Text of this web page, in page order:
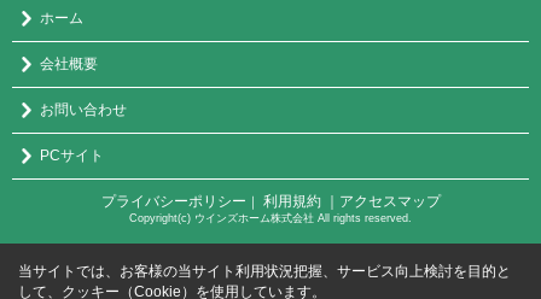
ホーム
会社概要
お問い合わせ
PCサイト
プライバシーポリシー ｜ 利用規約 ｜アクセスマップ
Copyright(c) ウインズホーム株式会社 All rights reserved.
当サイトでは、お客様の当サイト利用状況把握、サービス向上検討を目的と
して、クッキー（Cookie）を使用しています。